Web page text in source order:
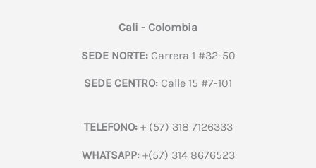
Cali - Colombia
SEDE NORTE:Carrera 1 #32-50
SEDE CENTRO: Calle 15 #7-101
TELEFONO:+ (57) 318 7126333
WHATSAPP:+(57) 314 8676523